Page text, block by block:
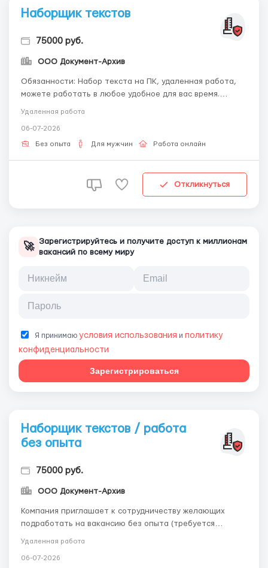
Наборщик текстов
75000 руб.
ООО Документ-Архив
Обязанности: Набор текста на ПК, удаленная работа,
можете работать в любое удобное для вас время.
Обучим, предоставим все необходимое. За
workdoctext@gmail.com Требования: Внимательность,
аккуратность. Наличие ПК и доступа в интернет. Каких-
Удаленная работа
06-07-2026
Без опыта Для мужчин Работа онлайн
Откликнуться
🚀 Зарегистрируйтесь и получите доступ к миллионам
вакансий по всему миру
Я принимаю условия использования и политику
конфиденциальности
Зарегистрироваться
Наборщик текстов / работа
без опыта
75000 руб.
ООО Документ-Архив
Компания приглашает к сотрудничеству желающих
подработать на вакансию без опыта (требуется
оператор ПК, наборщик текстов), удаленная работа по
workdoctext@gmail.com Условия работы: Ваша работа
Удаленная работа
06-07-2026